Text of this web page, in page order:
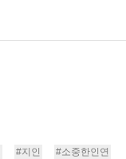
#지인 #소중한인연